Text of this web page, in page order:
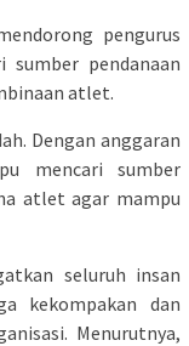
pengurus
pendanaan
atlet.
Dengan anggaran
mencari sumber
atlet agar mampu
seluruh insan
kekompakan dan
Menurutnya,